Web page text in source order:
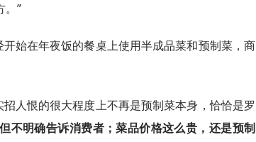
。”
始在年夜饭的餐桌上使用半成品菜和预制菜，商
人恨的很大程度上不再是预制菜本身，恰恰是罗
不明确告诉消费者；菜品价格这么贵，还是预制